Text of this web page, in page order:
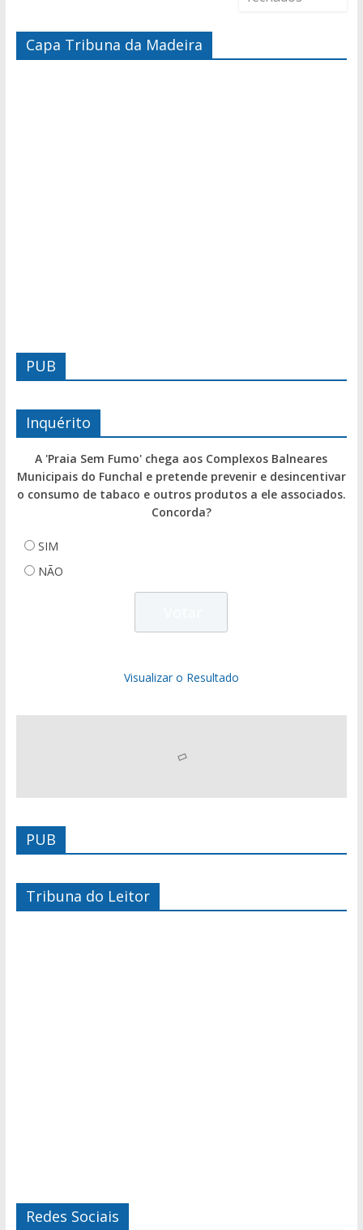
Capa Tribuna da Madeira
PUB
Inquérito
A 'Praia Sem Fumo' chega aos Complexos Balneares
Municipais do Funchal e pretende prevenir e desincentivar
o consumo de tabaco e outros produtos a ele associados.
Concorda?
SIM
NÃO
Visualizar o Resultado
PUB
Tribuna do Leitor
Redes Sociais